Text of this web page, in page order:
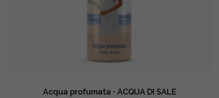
Acqua profumata • ACQUA DI SALE